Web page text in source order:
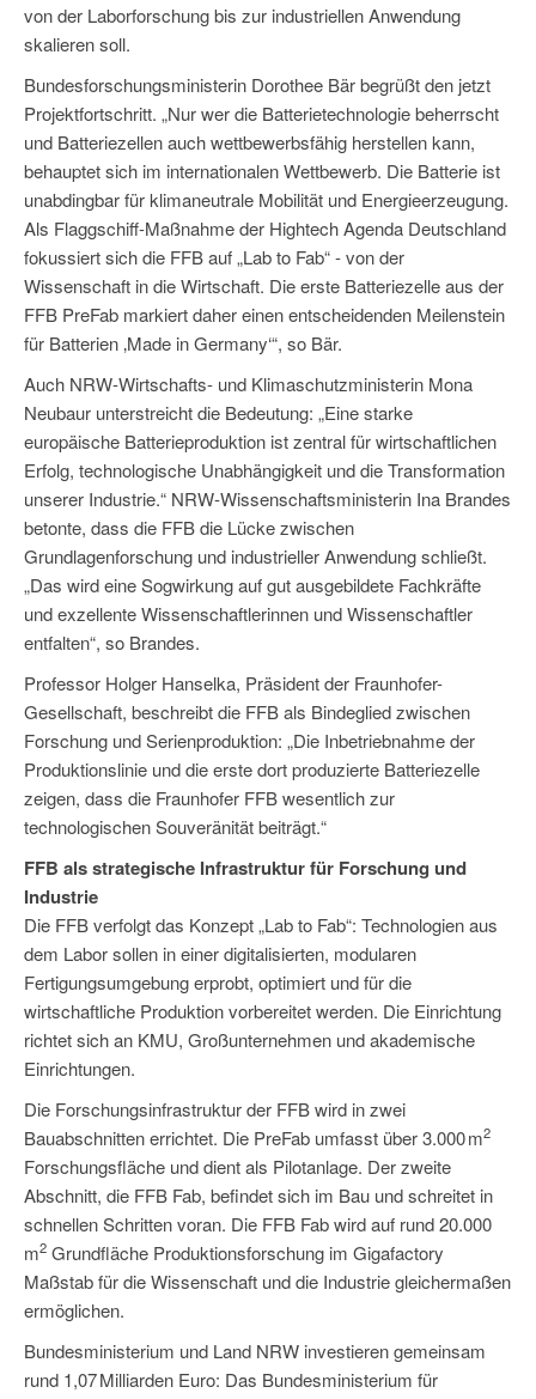
von der Laborforschung bis zur industriellen Anwendung
skalieren soll.
Bundesforschungsministerin Dorothee Bär begrüßt den jetzt
Projektfortschritt. „Nur wer die Batterietechnologie beherrscht
und Batteriezellen auch wettbewerbsfähig herstellen kann,
behauptet sich im internationalen Wettbewerb. Die Batterie ist
unabdingbar für klimaneutrale Mobilität und Energieerzeugung.
Als Flaggschiff-Maßnahme der Hightech Agenda Deutschland
fokussiert sich die FFB auf „Lab to Fab“ - von der
Wissenschaft in die Wirtschaft. Die erste Batteriezelle aus der
FFB PreFab markiert daher einen entscheidenden Meilenstein
für Batterien ‚Made in Germany‘“, so Bär.
Auch NRW-Wirtschafts- und Klimaschutzministerin Mona
Neubaur unterstreicht die Bedeutung: „Eine starke
europäische Batterieproduktion ist zentral für wirtschaftlichen
Erfolg, technologische Unabhängigkeit und die Transformation
unserer Industrie.“ NRW-Wissenschaftsministerin Ina Brandes
betonte, dass die FFB die Lücke zwischen
Grundlagenforschung und industrieller Anwendung schließt.
„Das wird eine Sogwirkung auf gut ausgebildete Fachkräfte
und exzellente Wissenschaftlerinnen und Wissenschaftler
entfalten“, so Brandes.
Professor Holger Hanselka, Präsident der Fraunhofer-
Gesellschaft, beschreibt die FFB als Bindeglied zwischen
Forschung und Serienproduktion: „Die Inbetriebnahme der
Produktionslinie und die erste dort produzierte Batteriezelle
zeigen, dass die Fraunhofer FFB wesentlich zur
technologischen Souveränität beiträgt.“
FFB als strategische Infrastruktur für Forschung und
Industrie
Die FFB verfolgt das Konzept „Lab to Fab“: Technologien aus
dem Labor sollen in einer digitalisierten, modularen
Fertigungsumgebung erprobt, optimiert und für die
wirtschaftliche Produktion vorbereitet werden. Die Einrichtung
richtet sich an KMU, Großunternehmen und akademische
Einrichtungen.
Die Forschungsinfrastruktur der FFB wird in zwei
Bauabschnitten errichtet. Die PreFab umfasst über 3.000 m2
Forschungsfläche und dient als Pilotanlage. Der zweite
Abschnitt, die FFB Fab, befindet sich im Bau und schreitet in
schnellen Schritten voran. Die FFB Fab wird auf rund 20.000
m2 Grundfläche Produktionsforschung im Gigafactory
Maßstab für die Wissenschaft und die Industrie gleichermaßen
ermöglichen.
Bundesministerium und Land NRW investieren gemeinsam
rund 1,07 Milliarden Euro: Das Bundesministerium für